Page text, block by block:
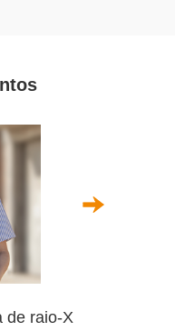
de raio-X